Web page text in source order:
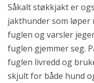
Såkalt støkkjakt er
jakthunder som
fuglen og varsler
fuglen gjemmer seg.
fuglen livredd og
skjult for både hund